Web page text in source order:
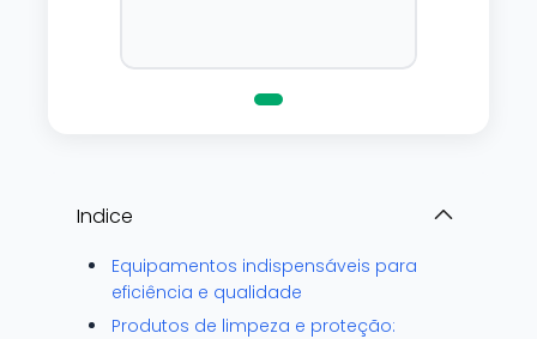
Indice
Equipamentos indispensáveis para
eficiência e qualidade
Produtos de limpeza e proteção: